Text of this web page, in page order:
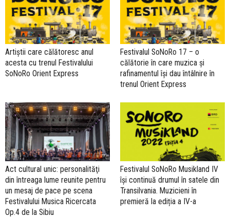
Artiștii care călătoresc anul
acesta cu trenul Festivalului
SoNoRo Orient Express
Festivalul SoNoRo 17 – o
călătorie în care muzica și
rafinamentul își dau întâlnire în
trenul Orient Express
Act cultural unic: personalităţi
din întreaga lume reunite pentru
un mesaj de pace pe scena
Festivalului Musica Ricercata
Op.4 de la Sibiu
Festivalul SoNoRo Musikland IV
își continuă drumul în satele din
Transilvania. Muzicieni în
premieră la ediția a IV-a